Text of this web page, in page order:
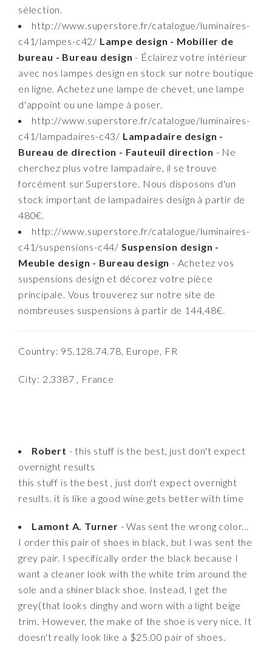
sélection.
http://www.superstore.fr/catalogue/luminaires-
c41/lampes-c42/ Lampe design - Mobilier de
bureau - Bureau design - Éclairez votre intérieur
avec nos lampes design en stock sur notre boutique
en ligne. Achetez une lampe de chevet, une lampe
d'appoint ou une lampe à poser.
http://www.superstore.fr/catalogue/luminaires-
c41/lampadaires-c43/ Lampadaire design -
Bureau de direction - Fauteuil direction - Ne
cherchez plus votre lampadaire, il se trouve
forcément sur Superstore. Nous disposons d'un
stock important de lampadaires design à partir de
480€.
http://www.superstore.fr/catalogue/luminaires-
c41/suspensions-c44/ Suspension design -
Meuble design - Bureau design - Achetez vos
suspensions design et décorez votre pièce
principale. Vous trouverez sur notre site de
nombreuses suspensions à partir de 144,48€.
Country: 95.128.74.78, Europe, FR
City: 2.3387 , France
Robert - this stuff is the best, just don't expect
overnight results
this stuff is the best , just don't expect overnight
results. it is like a good wine gets better with time
Lamont A. Turner - Was sent the wrong color...
I order this pair of shoes in black, but I was sent the
grey pair. I specifically order the black because I
want a cleaner look with the white trim around the
sole and a shiner black shoe. Instead, I get the
grey(that looks dinghy and worn with a light beige
trim. However, the make of the shoe is very nice. It
doesn't really look like a $25.00 pair of shoes.